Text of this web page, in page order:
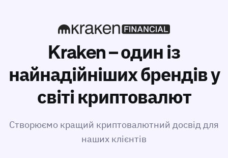
Kraken – один із
найнадійніших брендів у
світі криптовалют
Створюємо кращий криптовалютний досвід для
наших клієнтів